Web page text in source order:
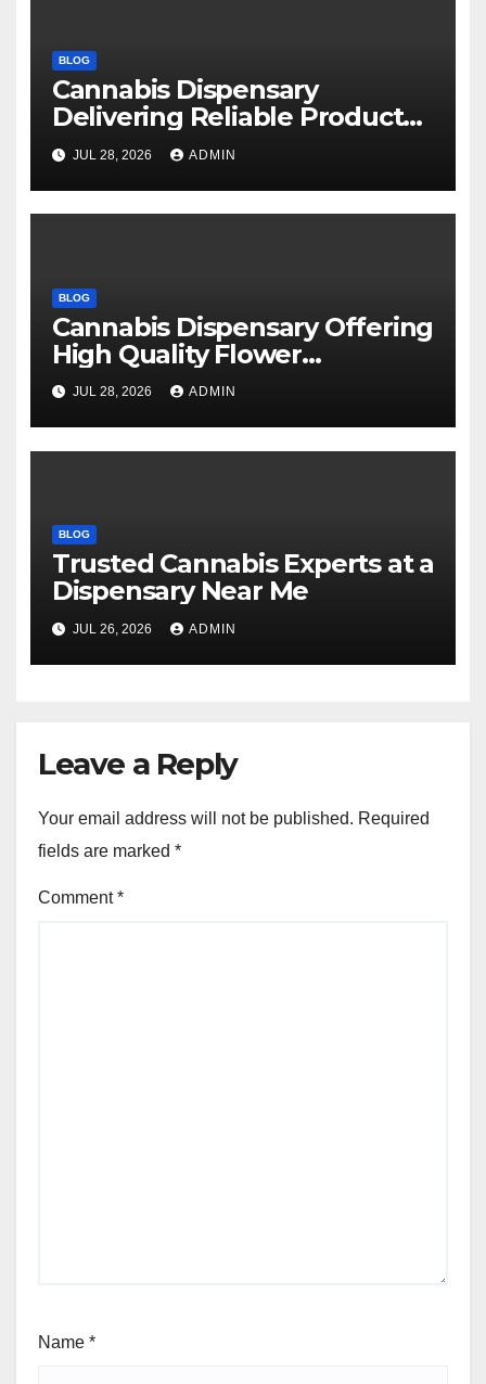
BLOG
Cannabis Dispensary
Delivering Reliable Products
Every Time
JUL 28, 2026 ADMIN
BLOG
Cannabis Dispensary Offering
High Quality Flower
Selections
JUL 28, 2026 ADMIN
BLOG
Trusted Cannabis Experts at a
Dispensary Near Me
JUL 26, 2026 ADMIN
Leave a Reply
Your email address will not be published. Required
fields are marked *
Comment*
Name *